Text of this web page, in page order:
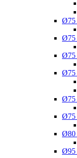
Ø75
Ø75
Ø75
Ø75
Ø75
Ø75
Ø80
Ø95